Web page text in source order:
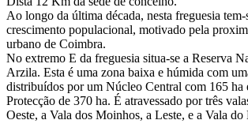
Ao longo da última década, nesta freguesia
crescimento populacional, motivado pela
urbano de Coimbra.
No extremo E da freguesia situa-se a Reserva
Arzila. Esta é uma zona baixa e húmida com
distribuídos por um Núcleo Central com 165 ha
Protecção de 370 ha. É atravessado por três
Oeste, a Vala dos Moinhos, a Leste, e a Vala do